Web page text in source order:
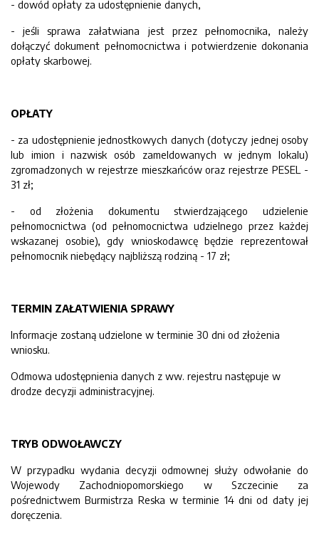
- dowód opłaty za udostępnienie danych,
- jeśli sprawa załatwiana jest przez pełnomocnika, należy
dołączyć dokument pełnomocnictwa i potwierdzenie dokonania
opłaty skarbowej.
OPŁATY
- za udostępnienie jednostkowych danych (dotyczy jednej osoby
lub imion i nazwisk osób zameldowanych w jednym lokalu)
zgromadzonych w rejestrze mieszkańców oraz rejestrze PESEL -
31 zł;
- od złożenia dokumentu stwierdzającego udzielenie
pełnomocnictwa (od pełnomocnictwa udzielnego przez każdej
wskazanej osobie), gdy wnioskodawcę będzie reprezentował
pełnomocnik niebędący najbliższą rodziną - 17 zł;
TERMIN ZAŁATWIENIA SPRAWY
Informacje zostaną udzielone w terminie 30 dni od złożenia
wniosku.
Odmowa udostępnienia danych z ww. rejestru następuje w
drodze decyzji administracyjnej.
TRYB ODWOŁAWCZY
W przypadku wydania decyzji odmownej służy odwołanie do
Wojewody Zachodniopomorskiego w Szczecinie za
pośrednictwem Burmistrza Reska w terminie 14 dni od daty jej
doręczenia.